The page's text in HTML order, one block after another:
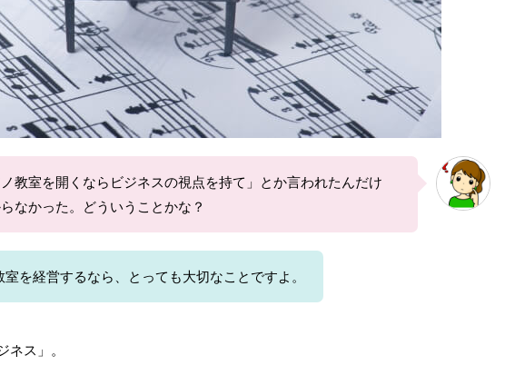
教室を開くならビジネスの視点を持て」とか言われたんだけ
なかった。どういうことかな？
室を経営するなら、とっても大切なことですよ。
ネス」。